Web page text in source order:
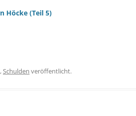
Höcke (Teil 5)
,Schulden veröffentlicht.